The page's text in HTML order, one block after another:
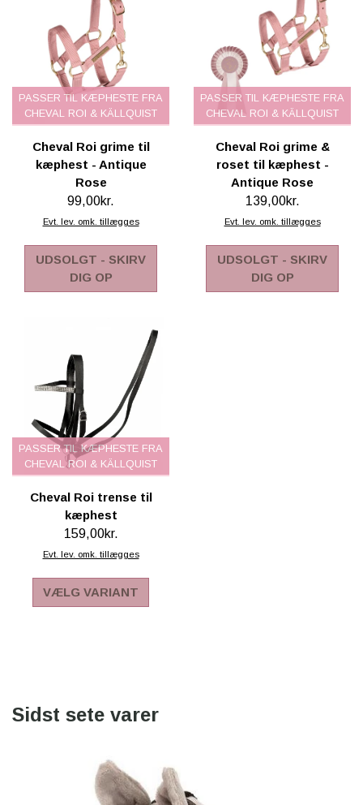
PASSER TIL KÆPHESTE FRA
CHEVAL ROI & KÄLLQUIST
Cheval Roi grime til
kæphest - Antique
Rose
99,00kr.
Evt. lev. omk. tillægges
UDSOLGT - SKIRV
DIG OP
PASSER TIL KÆPHESTE FRA
CHEVAL ROI & KÄLLQUIST
Cheval Roi grime &
roset til kæphest -
Antique Rose
139,00kr.
Evt. lev. omk. tillægges
UDSOLGT - SKIRV
DIG OP
PASSER TIL KÆPHESTE FRA
CHEVAL ROI & KÄLLQUIST
Cheval Roi trense til
kæphest
159,00kr.
Evt. lev. omk. tillægges
VÆLG VARIANT
Sidst sete varer